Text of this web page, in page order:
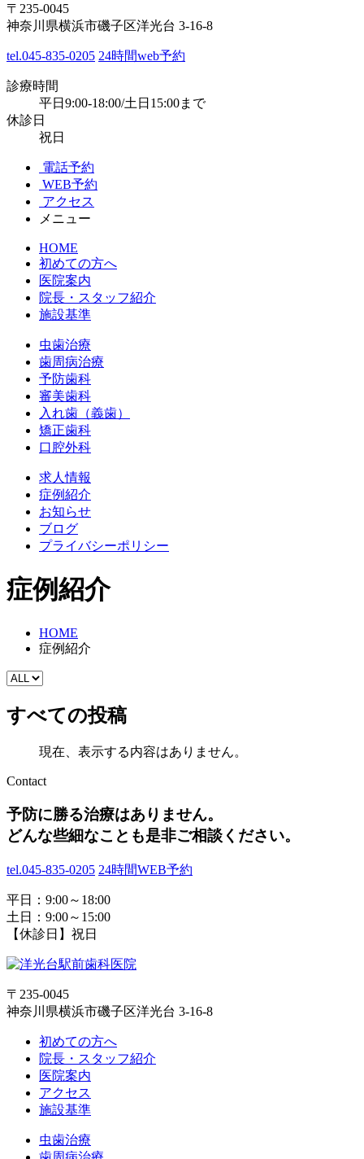
〒235-0045
神奈川県横浜市磯子区洋光台 3-16-8
tel.045-835-0205 24時間web予約
診療時間
平日9:00-18:00/土日15:00まで
休診日
祝日
電話予約
WEB予約
アクセス
メニュー
HOME
初めての方へ
医院案内
院長・スタッフ紹介
施設基準
虫歯治療
歯周病治療
予防歯科
審美歯科
入れ歯（義歯）
矯正歯科
口腔外科
求人情報
症例紹介
お知らせ
ブログ
プライバシーポリシー
症例紹介
HOME
症例紹介
すべての投稿
現在、表示する内容はありません。
Contact
予防に勝る治療はありません。
どんな些細なことも是非ご相談ください。
tel.045-835-0205 24時間WEB予約
平日：9:00～18:00
土日：9:00～15:00
【休診日】祝日
〒235-0045
神奈川県横浜市磯子区洋光台 3-16-8
初めての方へ
院長・スタッフ紹介
医院案内
アクセス
施設基準
虫歯治療